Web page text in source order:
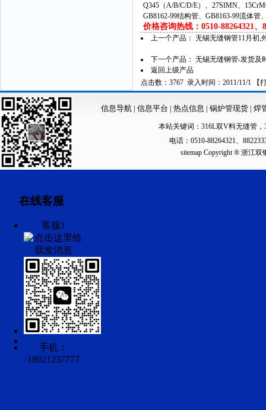
Q345（A/B/C/D/E）、27SIMN、
GB8162-99结构管、GB8163-99流体
价格咨询热线：0510-88264321、
上一个产品： 无锡无缝钢管11月初,
下一个产品： 无锡无缝钢管-发货及
返回上级产品
点击数：3767 录入时间：2011/11/1 【
信息导航| 信息平台 | 热点信息 | 锅炉管现货 | 焊
本站关键词： 316L双V料无缝管 ，
电话：0510-88264321、
sitemapCopyright ® 浙江双
在线客服
客服1
手机：
18921237777